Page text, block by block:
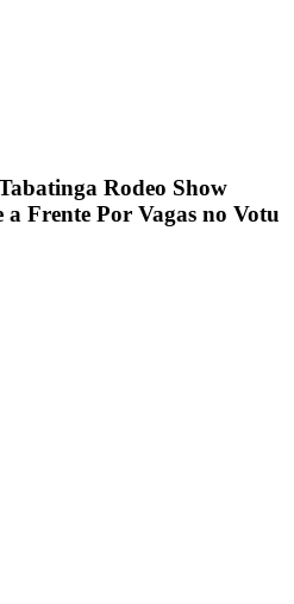
Rodeo Show
Frente Por Vagas no Votu